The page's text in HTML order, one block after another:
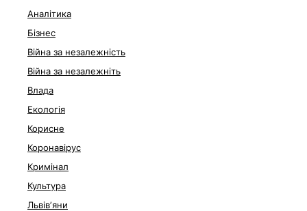
Аналітика
Бізнес
Війна за незалежність
Війна за незалежніть
Влада
Екологія
Корисне
Коронавірус
Кримінал
Культура
Львівʼяни